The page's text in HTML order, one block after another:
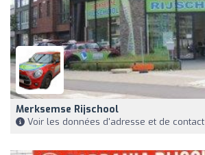
Merksemse Rijschool
Voir les données d'adresse et de contact